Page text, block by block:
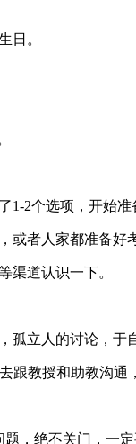
日。
1-2个选项，开始准
者人家都准备好
渠道认识一下。
孤立人的讨论，于
跟教授和助教沟通
，绝不关门，一定